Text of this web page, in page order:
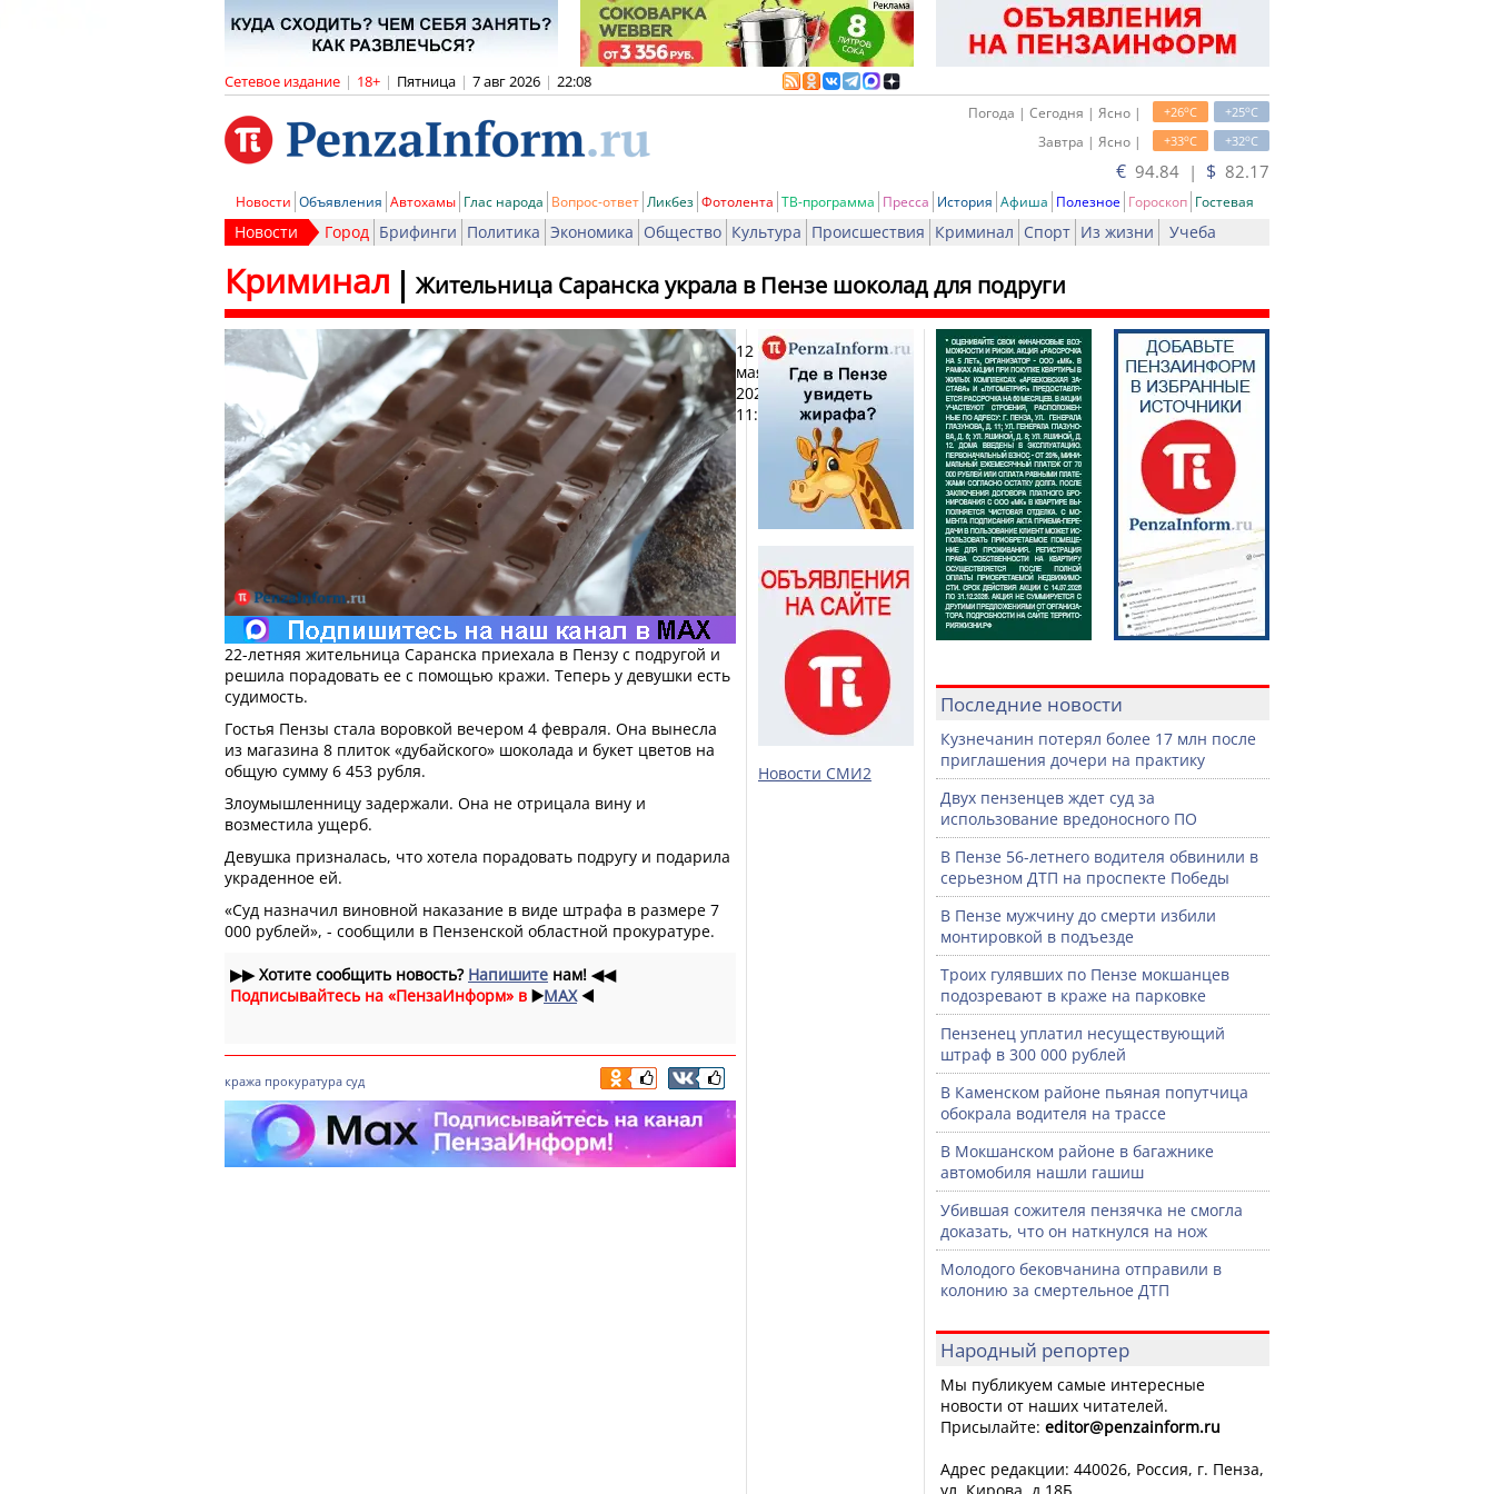
Сетевое издание | 18+ | Пятница | 7 авг 2026 | 22:08
+25oC
+26oC
Погода | Сегодня | Ясно |
+32oC
+33oC
Завтра | Ясно |
€ 94.84 | $ 82.17
Новости Объявления Автохамы Глас народа Вопрос-ответ Ликбез Фотолента ТВ-программа Пресса История Афиша Полезное Гороскоп Гостевая
Новости Город Брифинги Политика Экономика Общество Культура Происшествия Криминал Спорт Из жизни Учеба
Жительница Саранска украла в Пензе шоколад для подруги
Криминал
12
мая
2026,
11:38
Печать
22-летняя жительница Саранска приехала в Пензу с подругой и
решила порадовать ее с помощью кражи. Теперь у девушки есть
судимость.
Гостья Пензы стала воровкой вечером 4 февраля. Она вынесла
из магазина 8 плиток «дубайского» шоколада и букет цветов на
общую сумму 6 453 рубля.
Злоумышленницу задержали. Она не отрицала вину и
возместила ущерб.
Девушка призналась, что хотела порадовать подругу и подарила
украденное ей.
«Суд назначил виновной наказание в виде штрафа в размере 7
000 рублей», - сообщили в Пензенской областной прокуратуре.
▶▶Хотите сообщить новость? Напишите нам! ◀◀
Подписывайтесь на «ПензаИнформ» в ▶️MAX ◀️
кража прокуратура суд
Новости СМИ2
Последние новости
Кузнечанин потерял более 17 млн после
приглашения дочери на практику
Двух пензенцев ждет суд за
использование вредоносного ПО
В Пензе 56-летнего водителя обвинили в
серьезном ДТП на проспекте Победы
В Пензе мужчину до смерти избили
монтировкой в подъезде
Троих гулявших по Пензе мокшанцев
подозревают в краже на парковке
Пензенец уплатил несуществующий
штраф в 300 000 рублей
В Каменском районе пьяная попутчица
обокрала водителя на трассе
В Мокшанском районе в багажнике
автомобиля нашли гашиш
Убившая сожителя пензячка не смогла
доказать, что он наткнулся на нож
Молодого бековчанина отправили в
колонию за смертельное ДТП
Народный репортер
Мы публикуем самые интересные
новости от наших читателей.
Присылайте: editor@penzainform.ru
Адрес редакции: 440026, Россия, г. Пенза,